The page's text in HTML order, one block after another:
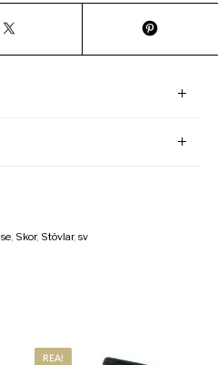
,se Skor, Stövlar,sv
REA!